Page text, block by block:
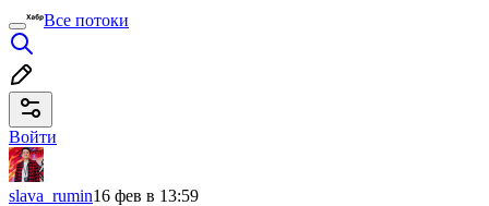
Все потоки
Войти
slava_rumin16 фев в 13:59